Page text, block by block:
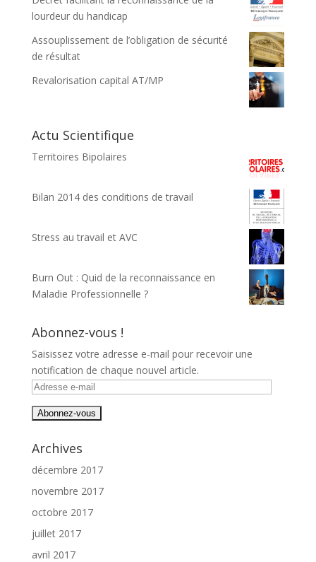
lourdeur du handicap
Assouplissement de l’obligation de sécurité
de résultat
Revalorisation capital AT/MP
Actu Scientifique
Territoires Bipolaires
Bilan 2014 des conditions de travail
Stress au travail et AVC
Burn Out : Quid de la reconnaissance en
Maladie Professionnelle ?
Abonnez-vous !
Saisissez votre adresse e-mail pour recevoir une
notification de chaque nouvel article.
Adresse
mail
Archives
décembre 2017
novembre 2017
octobre 2017
juillet 2017
avril 2017